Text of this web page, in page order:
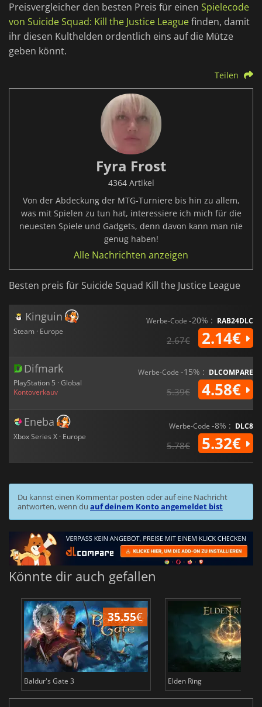
Preisvergleicher den besten Preis für einen Spielecode
von Suicide Squad: Kill the Justice Leaguefinden, damit
ihr diesen Kulthelden ordentlich eins auf die Mütze
geben könnt.
Teilen
Fyra Frost
4364 Artikel
Von der Abdeckung der MTG-Turniere bis hin zu allem,
was mit Spielen zu tun hat, interessiere ich mich für die
neuesten Spiele und Gadgets, denn davon kann man nie
genug haben!
Alle Nachrichten anzeigen
Besten preis für Suicide Squad Kill the Justice League
Kinguin
Steam · Europe
Werbe-Code -20% : RAB24DLC
2.67€ 2.14€
Difmark
PlayStation 5 · Global
Kontoverkauv
Werbe-Code -15% : DLCOMPARE
5.39€ 4.58€
Eneba
Xbox Series X · Europe
Werbe-Code -8% : DLC8
5.78€ 5.32€
Du kannst einen Kommentar posten oder auf eine Nachricht
antworten, wenn du auf deinem Konto angemeldet bist
Könnte dir auch gefallen
35.55€
Baldur's Gate 3 Elden Ring